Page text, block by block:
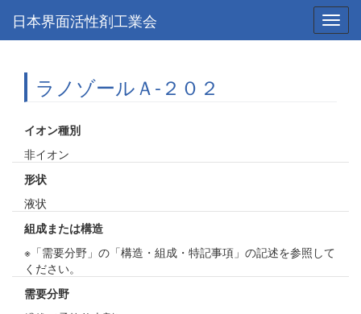
日本界面活性剤工業会
ラノゾールＡ-２０２
イオン種別
非イオン
形状
液状
組成または構造
※「需要分野」の「構造・組成・特記事項」の記述を参照して
ください。
需要分野